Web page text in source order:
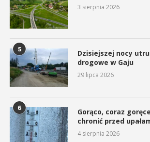
3 sierpnia 2026
5
Dzisiejszej nocy
drogowe w Gaju
29 lipca 2026
6
Gorąco, coraz
chronić przed
4 sierpnia 2026